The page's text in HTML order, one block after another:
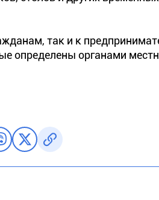
так и к
определены органами